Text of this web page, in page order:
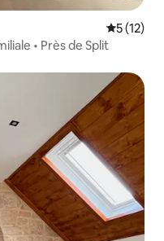
5 (12)
• Près de Split